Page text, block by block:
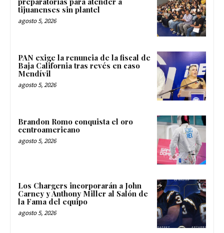
tijuanenses sin plantel
agosto 5, 2026
PAN exige la renuncia de la fiscal de
Baja California tras revés en caso
Mendívil
agosto 5, 2026
Brandon Romo conquista el oro
centroamericano
agosto 5, 2026
Los Chargers incorporarán a John
Carney y Anthony Miller al Salón de
la Fama del equipo
agosto 5, 2026